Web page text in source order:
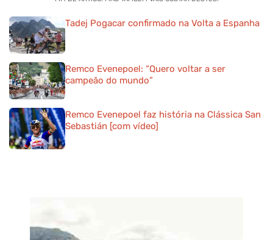
Tadej Pogacar confirmado na Volta a Espanha
Remco Evenepoel: “Quero voltar a ser
campeão do mundo”
Remco Evenepoel faz história na Clássica San
Sebastián [com vídeo]